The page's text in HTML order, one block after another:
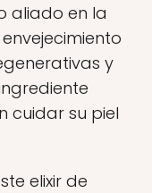
aliado en la
y
cuidar su piel
elixir de